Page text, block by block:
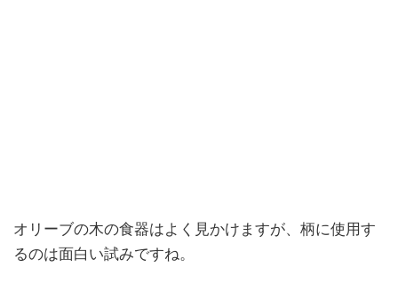
オリーブの木の食器はよく見かけますが、柄に使用す
るのは面白い試みですね。